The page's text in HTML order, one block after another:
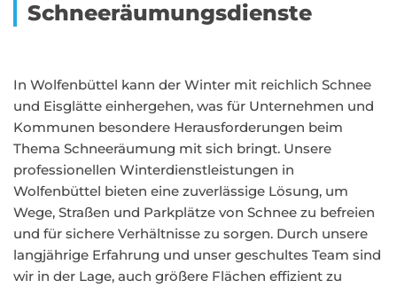
Schneeräumungsdienste
In Wolfenbüttel kann der Winter mit reichlich Schnee
und Eisglätte einhergehen, was für Unternehmen und
Kommunen besondere Herausforderungen beim
Thema Schneeräumung mit sich bringt. Unsere
professionellen Winterdienstleistungen in
Wolfenbüttel bieten eine zuverlässige Lösung, um
Wege, Straßen und Parkplätze von Schnee zu befreien
und für sichere Verhältnisse zu sorgen. Durch unsere
langjährige Erfahrung und unser geschultes Team sind
wir in der Lage, auch größere Flächen effizient zu